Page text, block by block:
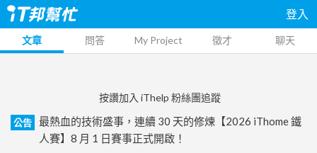
登入
文章 問答 My Project 徵才 聊天
按讚加入 iThelp 粉絲團追蹤
公告
最熱血的技術盛事，連續 30 天的修煉【2026 iThome 鐵
人賽】8 月 1 日賽事正式開啟！